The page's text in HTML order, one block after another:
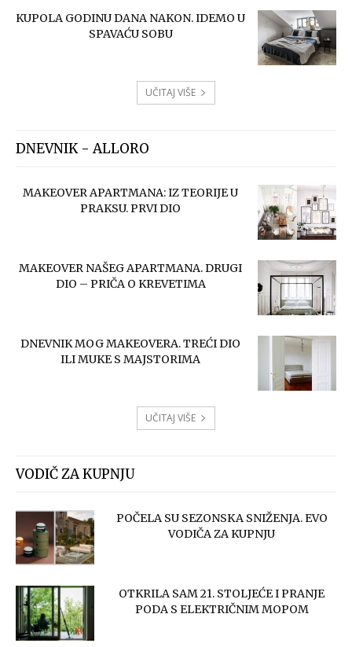
KUPOLA GODINU DANA NAKON. IDEMO U
SPAVAĆU SOBU
UČITAJ VIŠE
DNEVNIK - ALLORO
MAKEOVER APARTMANA: IZ TEORIJE U
PRAKSU. PRVI DIO
MAKEOVER NAŠEG APARTMANA. DRUGI
DIO – PRIČA O KREVETIMA
DNEVNIK MOG MAKEOVERA. TREĆI DIO
ILI MUKE S MAJSTORIMA
UČITAJ VIŠE
VODIČ ZA KUPNJU
POČELA SU SEZONSKA SNIŽENJA. EVO
VODIČA ZA KUPNJU
OTKRILA SAM 21. STOLJEĆE I PRANJE
PODA S ELEKTRIČNIM MOPOM